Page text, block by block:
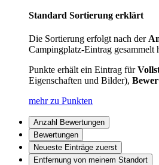
Standard Sortierung erklärt
Die Sortierung erfolgt nach der
Campingplatz-Eintrag gesammelt
Punkte erhält ein Eintrag für
Eigenschaften und Bilder),
mehr zu Punkten
Anzahl Bewertungen
Bewertungen
Neueste Einträge zuerst
Entfernung von meinem Standort